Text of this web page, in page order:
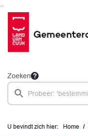
Zoeken
U bevindt zich hier: Home